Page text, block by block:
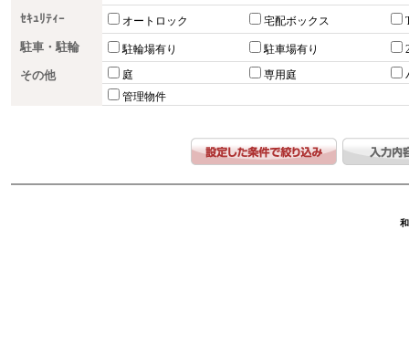
ｾｷｭﾘﾃｨｰ オートロック 宅配ボックス
駐車・駐輪 駐輪場有り 駐車場有り
その他 庭 専用庭
管理物件